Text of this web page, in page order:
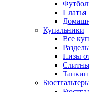
Платья
Купальники
Все
Низы